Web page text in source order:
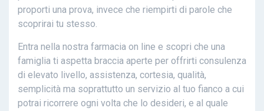
proporti una prova, invece che riempirti di parole che
scoprirai tu stesso.
Entra nella nostra farmacia on line e scopri che una
famiglia ti aspetta braccia aperte per offrirti consulenza
di elevato livello, assistenza, cortesia, qualità,
semplicità ma soprattutto un servizio al tuo fianco a cui
potrai ricorrere ogni volta che lo desideri, e al quale